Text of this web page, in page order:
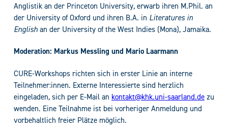
Anglistik an der Princeton University, erwarb ihren M.Phil. an
der University of Oxford und ihren B.A. in Literatures in
Englishan der University of the West Indies (Mona), Jamaika.
Moderation: Markus Messling und Mario Laarmann
CURE-Workshops richten sich in erster Linie an interne
Teilnehmer:innen. Externe Interessierte sind herzlich
eingeladen, sich per E-Mail an kontakt@khk.uni-saarland.dezu
wenden. Eine Teilnahme ist bei vorheriger Anmeldung und
vorbehaltlich freier Plätze möglich.